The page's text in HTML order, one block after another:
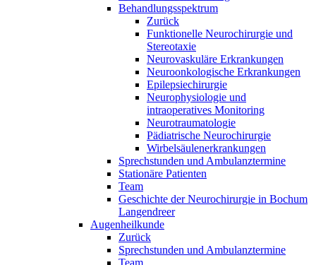
Behandlungsspektrum
Zurück
Funktionelle Neurochirurgie und
Stereotaxie
Neurovaskuläre Erkrankungen
Neuroonkologische Erkrankungen
Epilepsiechirurgie
Neurophysiologie und
intraoperatives Monitoring
Neurotraumatologie
Pädiatrische Neurochirurgie
Wirbelsäulenerkrankungen
Sprechstunden und Ambulanztermine
Stationäre Patienten
Team
Geschichte der Neurochirurgie in Bochum
Langendreer
Augenheilkunde
Zurück
Sprechstunden und Ambulanztermine
Team